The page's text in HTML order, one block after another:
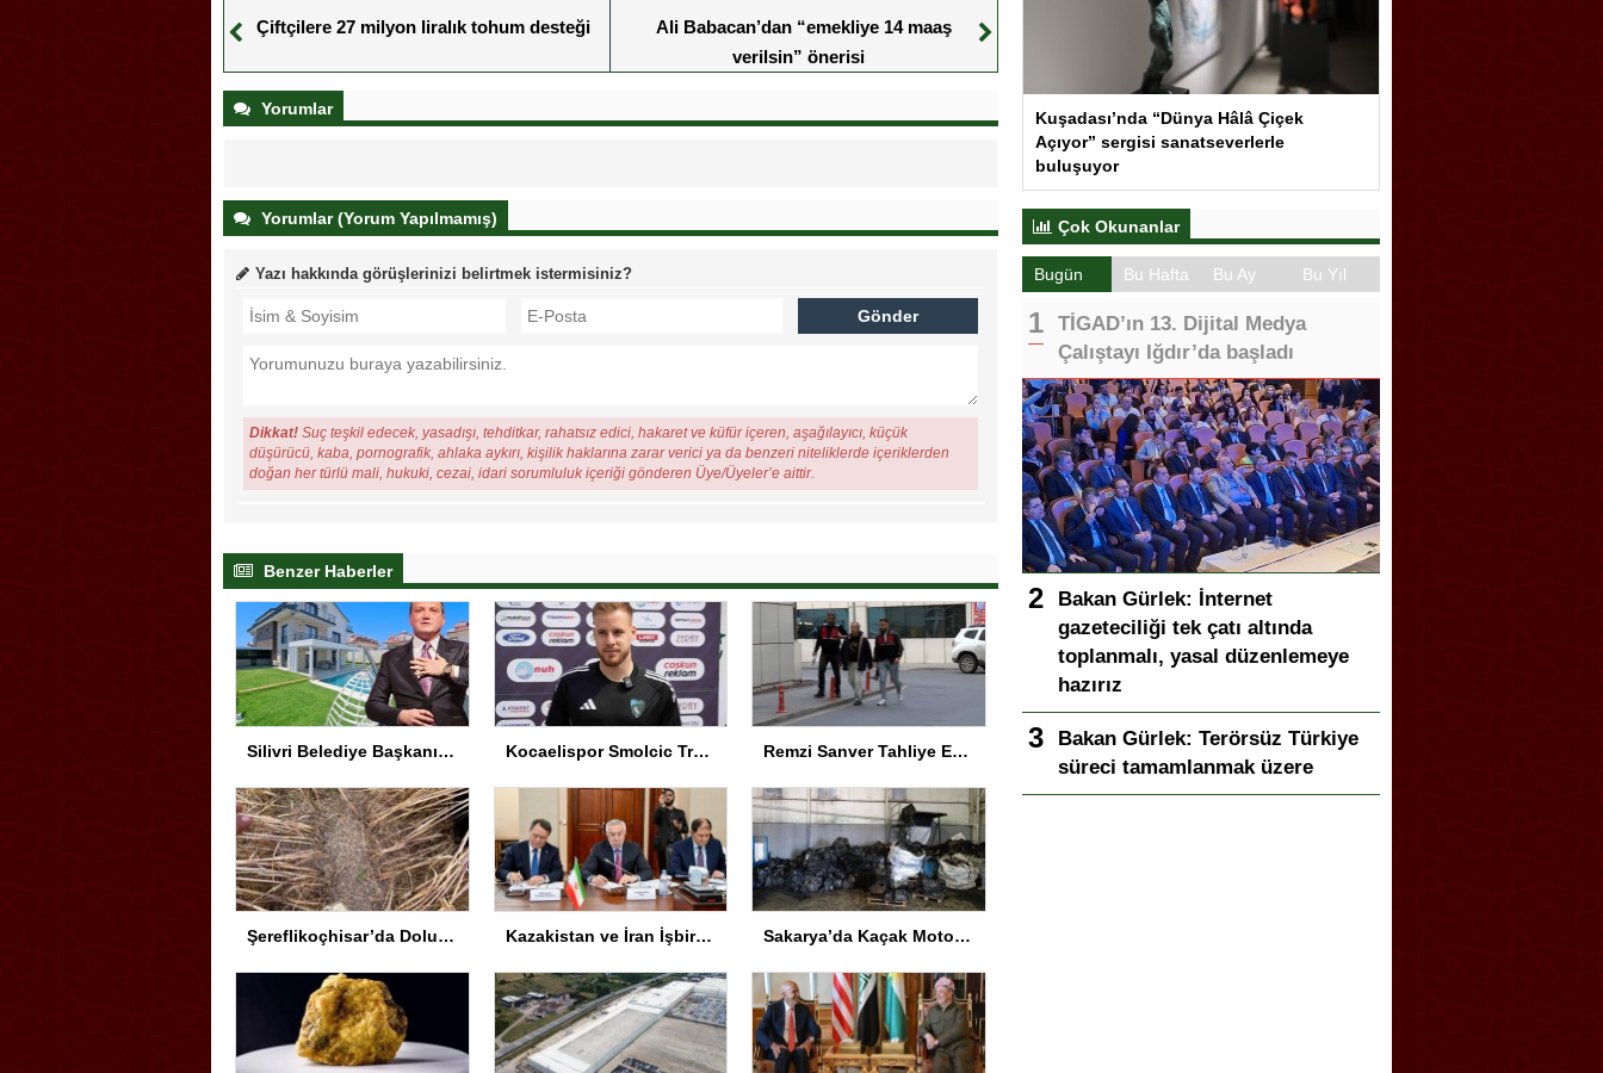
Çiftçilere 27 milyon liralık tohum desteği
Ali Babacan’dan “emekliye 14 maaş
verilsin” önerisi
Yorumlar
Yorumlar (Yorum Yapılmamış)
Yazı hakkında görüşlerinizi belirtmek istermisiniz?
Dikkat! Suç teşkil edecek, yasadışı, tehditkar, rahatsız edici, hakaret ve küfür içeren, aşağılayıcı, küçük
düşürücü, kaba, pornografik, ahlaka aykırı, kişilik haklarına zarar verici ya da benzeri niteliklerde içeriklerden
doğan her türlü mali, hukuki, cezai, idari sorumluluk içeriği gönderen Üye/Üyeler’e aittir.
Benzer Haberler
Silivri Belediye Başkanı Yolsuzluk Soruşturmasında İfade Verdi Kocaelispor Smolcic Transferini Durdurdu Remzi Sanver Tahliye Edildi
Şereflikoçhisar’da Dolu Zararını Tespit İçin Harekete Geçildi Kazakistan ve İran İşbirliği Geliştiriliyor Sakarya’da Kaçak Motor Parçası Operasyonu
Kuşadası’nda “Dünya Hâlâ Çiçek
Açıyor” sergisi sanatseverlerle
buluşuyor
Çok Okunanlar
Bugün Bu Hafta Bu Ay Bu Yıl
TİGAD’ın 13. Dijital Medya
Çalıştayı Iğdır’da başladı
Bakan Gürlek: İnternet
gazeteciliği tek çatı altında
toplanmalı, yasal düzenlemeye
hazırız
Bakan Gürlek: Terörsüz Türkiye
süreci tamamlanmak üzere